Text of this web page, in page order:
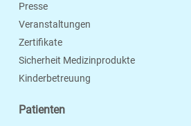
Presse
Veranstaltungen
Zertifikate
Sicherheit Medizinprodukte
Kinderbetreuung
Patienten